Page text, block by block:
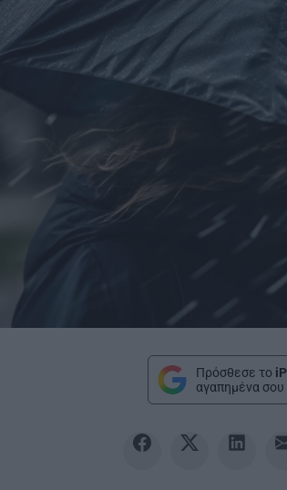
Πρόσθεσε το
αγαπημένα σου